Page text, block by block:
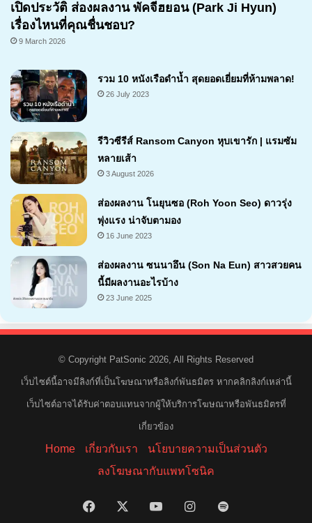
เปิดประวัติ ส่องผลงาน พัคจีฮยอน (Park Ji Hyun)
เรื่องไหนที่คุณชื่นชอบ?
9 March 2026
รวม 10 หนังเรือดำน้ำ สุดยอดเยี่ยมที่ห้ามพลาด!
26 July 2023
7.1
รีวิวซีรีส์ Ransom Canyon หุบเขารัก | แรมซัม
หลายเส้า
3 August 2026
ส่องผลงาน โนยุนซอ (Roh Yoon Seo) ดาวรุ่ง
พุ่งแรง น่าจับตามอง
16 June 2023
ส่องผลงาน ซนนาอึน (Son Na Eun) สาวสวยคน
นี้มีผลงานอะไรบ้าง
23 June 2025
© Copyright PatSonic 2026, All Rights Reserved
เว็บไซต์นี้อาจมีลิงก์ที่เป็นโฆษณาหรือลิงก์พันธมิตร หากคลิกลิงก์เหล่านี้
เว็บไซต์อาจได้รับค่าตอบแทนจากผู้ให้บริการโฆษณาหรือพันธมิตรที่
เกี่ยวข้อง
Home เกี่ยวกับเรา
นโยบายความเป็นส่วนตัว
ลงโฆษณากับแพทโซนิค
Facebook YouTubeInstagramSpotify